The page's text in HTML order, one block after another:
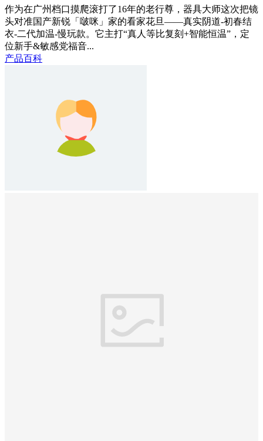
作为在广州档口摸爬滚打了16年的老行尊，器具大师这次把镜
头对准国产新锐「啵咪」家的看家花旦——真实阴道-初春结
衣-二代加温-慢玩款。它主打“真人等比复刻+智能恒温”，定
位新手&敏感党福音...
产品百科